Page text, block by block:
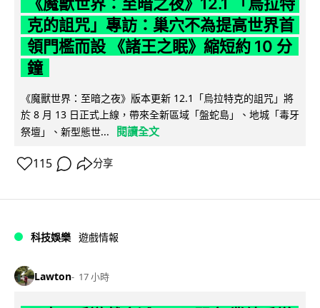
《魔獸世界：至暗之夜》12.1 「烏拉特
克的詛咒」專訪：巢穴不為提高世界首
領門檻而設 《諸王之眠》縮短約 10 分
鐘
《魔獸世界：至暗之夜》版本更新 12.1「烏拉特克的詛咒」將
於 8 月 13 日正式上線，帶來全新區域「盤蛇島」、地城「毒牙
祭壇」、新型態世...
閱讀全文
115 分享
科技娛樂 遊戲情報
Lawton 17 小時